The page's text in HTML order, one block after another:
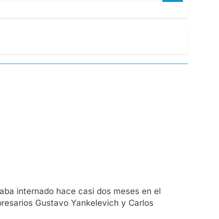
internado hace casi dos meses en el
Gustavo Yankelevich y Carlos